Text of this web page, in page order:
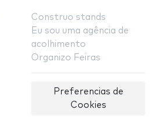
Construo stands
Eu sou uma agência de
acolhimento
Organizo Feiras
Preferencias de
Cookies